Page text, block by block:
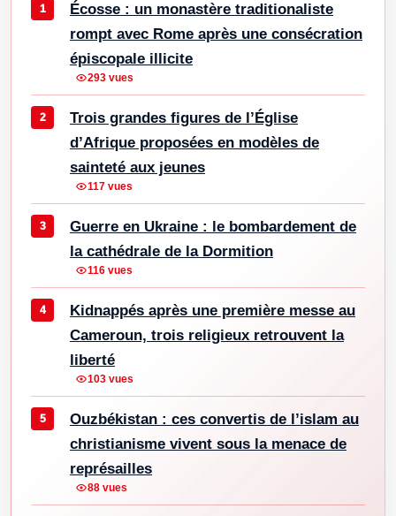
Écosse : un monastère traditionaliste
rompt avec Rome après une consécration
épiscopale illicite
293 vues
Trois grandes figures de l’Église
d’Afrique proposées en modèles de
sainteté aux jeunes
117 vues
Guerre en Ukraine : le bombardement de
la cathédrale de la Dormition
116 vues
Kidnappés après une première messe au
Cameroun, trois religieux retrouvent la
liberté
103 vues
Ouzbékistan : ces convertis de l’islam au
christianisme vivent sous la menace de
représailles
88 vues